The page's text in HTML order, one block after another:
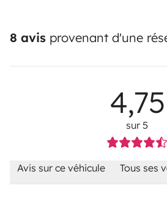
8 avis provenant d'une
4,75
sur 5
Avis sur ce véhicule Tous ses